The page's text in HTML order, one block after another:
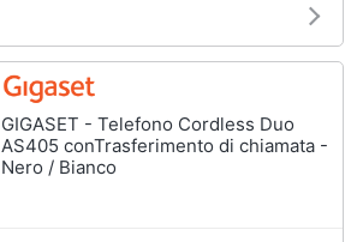
GIGASET - Telefono Cordless Duo
AS405 conTrasferimento di chiamata -
Nero / Bianco